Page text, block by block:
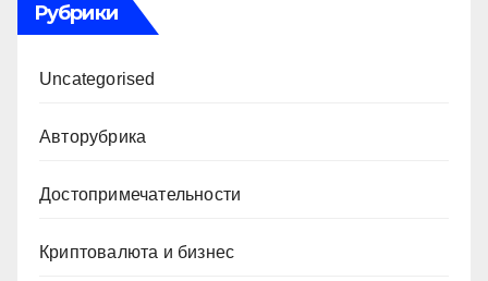
Рубрики
Uncategorised
Авторубрика
Достопримечательности
Криптовалюта и бизнес